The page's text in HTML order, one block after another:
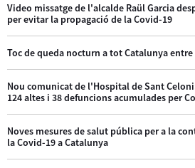
Video missatge de l'alcalde Raül Garcia
per evitar la propagació de la Covid-19
Toc de queda nocturn a tot Catalunya entre
Nou comunicat de l'Hospital de Sant
124 altes i 38 defuncions acumulades per
Noves mesures de salut pública per a la
la Covid-19 a Catalunya